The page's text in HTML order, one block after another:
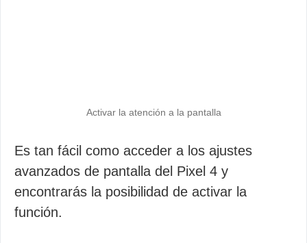
Activar la atención a la pantalla
Es tan fácil como acceder a los ajustes
avanzados de pantalla del Pixel 4 y
encontrarás la posibilidad de activar la
función.